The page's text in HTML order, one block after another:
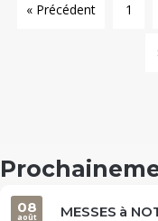
« Précédent 1
MESSES à
08
août